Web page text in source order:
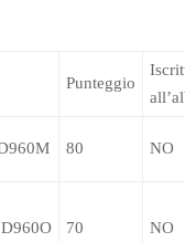
Punteggio
80 NO
70 NO